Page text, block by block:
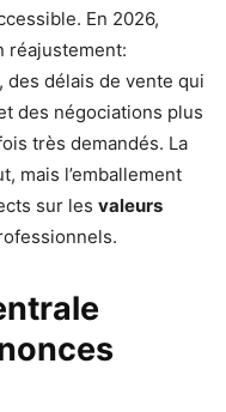
En 2026,
réajustement:
des délais de vente qui
des négociations plus
très demandés. La
mais l’emballement
sur les valeurs